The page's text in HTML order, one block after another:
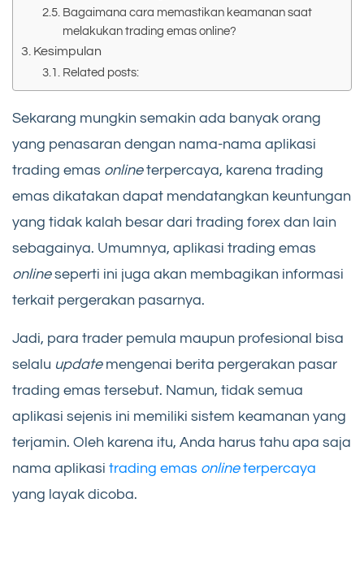
Bagaimana cara memastikan keamanan saat
melakukan trading emas online?
Kesimpulan
Related posts:
Sekarang mungkin semakin ada banyak orang
yang penasaran dengan nama-nama aplikasi
trading emas onlineterpercaya, karena trading
emas dikatakan dapat mendatangkan keuntungan
yang tidak kalah besar dari trading forex dan lain
sebagainya. Umumnya, aplikasi trading emas
onlineseperti ini juga akan membagikan informasi
terkait pergerakan pasarnya.
Jadi, para trader pemula maupun profesional bisa
selalu update mengenai berita pergerakan pasar
trading emas tersebut. Namun, tidak semua
aplikasi sejenis ini memiliki sistem keamanan yang
terjamin. Oleh karena itu, Anda harus tahu apa saja
nama aplikasi trading emas onlineterpercaya
yang layak dicoba.